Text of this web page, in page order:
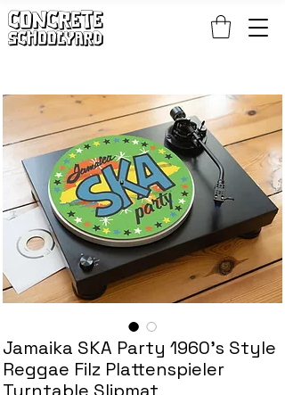
Jamaika SKA Party 1960's Style
Reggae Filz Plattenspieler